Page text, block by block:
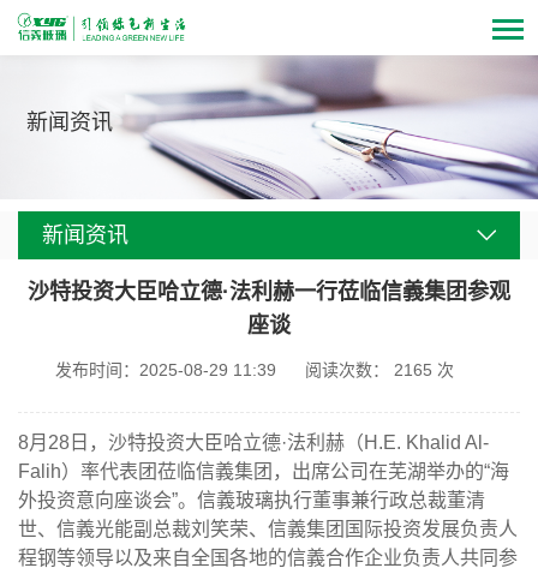
新闻资讯
新闻资讯
沙特投资大臣哈立德·法利赫一行莅临信義集团参观
座谈
发布时间：2025-08-29 11:39 阅读次数： 2165 次
8月 28 日，沙特投资大臣哈立德·法利赫（H.E. Khalid Al-
Falih）率代表团莅临信義集团，出席公司在芜湖举办的“海
外投资意向座谈会”。信義玻璃执行董事兼行政总裁董清
世、信義光能副总裁刘笑荣、信義集团国际投资发展负责人
程钢等领导以及来自全国各地的信義合作企业负责人共同参